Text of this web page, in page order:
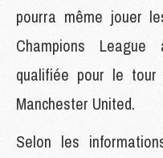
pourra même jouer
Champions
qualifiée pour le
Manchester United.
Selon les